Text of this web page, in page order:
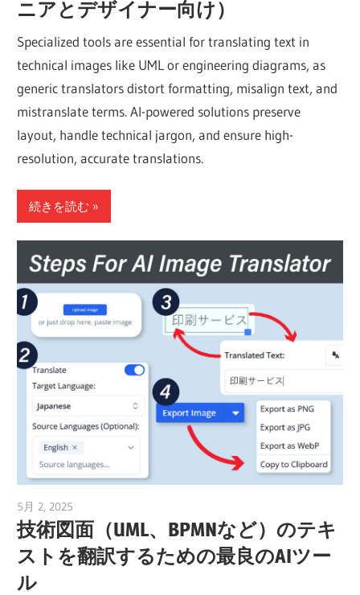
ニアとデザイナー向け）
Specialized tools are essential for translating text in
technical images like UML or engineering diagrams, as
generic translators distort formatting, misalign text, and
mistranslate terms. AI-powered solutions preserve
layout, handle technical jargon, and ensure high-
resolution, accurate translations.
続きを読む
5月 2, 2025
技術図面（UML、BPMNなど）のテキ
ストを翻訳するための最良のAIツー
ル